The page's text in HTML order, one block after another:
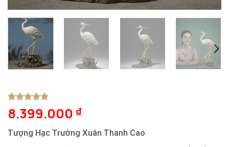
5trên 5
dựa trên
1
8.399.000 ₫
Tượng Hạc Trường Xuân Thanh Cao